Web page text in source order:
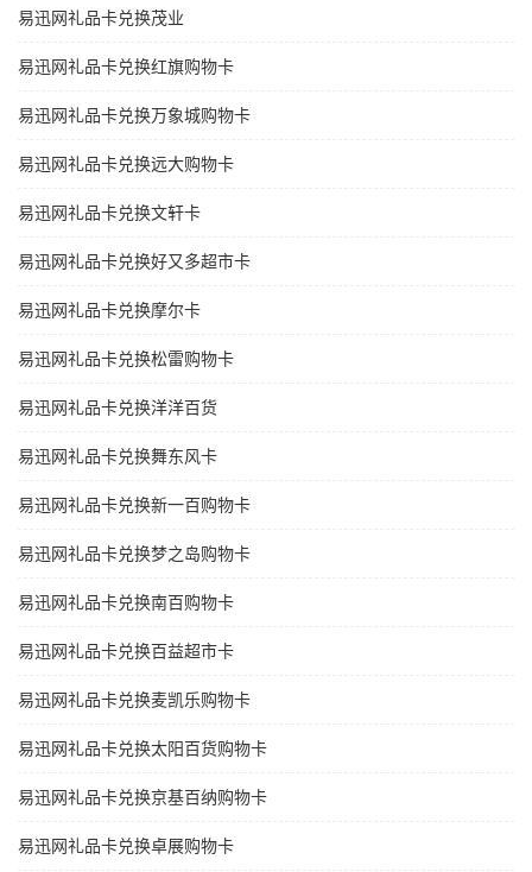
易迅网礼品卡兑换茂业
易迅网礼品卡兑换红旗购物卡
易迅网礼品卡兑换万象城购物卡
易迅网礼品卡兑换远大购物卡
易迅网礼品卡兑换文轩卡
易迅网礼品卡兑换好又多超市卡
易迅网礼品卡兑换摩尔卡
易迅网礼品卡兑换松雷购物卡
易迅网礼品卡兑换洋洋百货
易迅网礼品卡兑换舞东风卡
易迅网礼品卡兑换新一百购物卡
易迅网礼品卡兑换梦之岛购物卡
易迅网礼品卡兑换南百购物卡
易迅网礼品卡兑换百益超市卡
易迅网礼品卡兑换麦凯乐购物卡
易迅网礼品卡兑换太阳百货购物卡
易迅网礼品卡兑换京基百纳购物卡
易迅网礼品卡兑换卓展购物卡